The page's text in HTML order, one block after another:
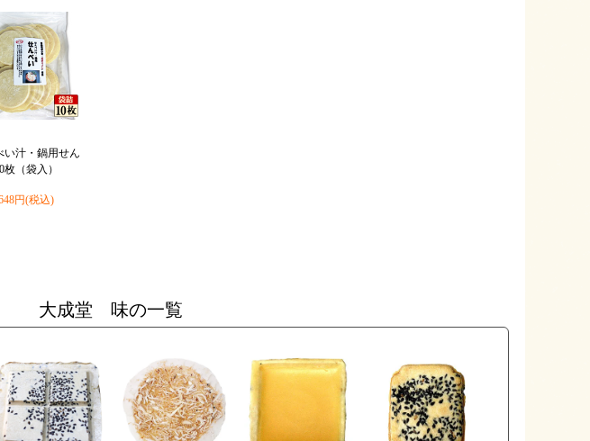
い汁・鍋用せん
枚（袋入）
円(税込)
大成堂 味の一覧